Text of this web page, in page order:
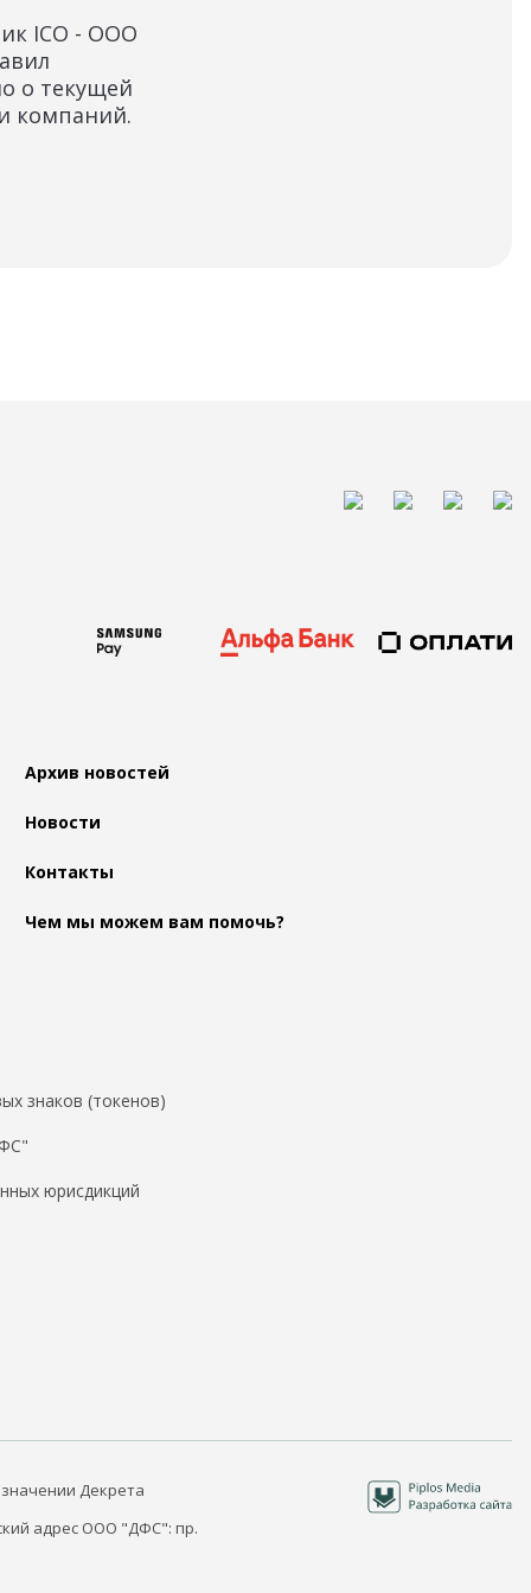
ICO - ООО
о текущей
компаний.
Архив новостей
Новости
Контакты
Чем мы можем вам помочь?
знаков (токенов)
юрисдикций
Декрета
адрес ООО "ДФС": пр.